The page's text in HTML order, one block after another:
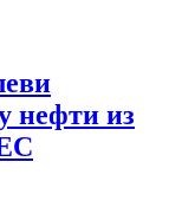
нефти из